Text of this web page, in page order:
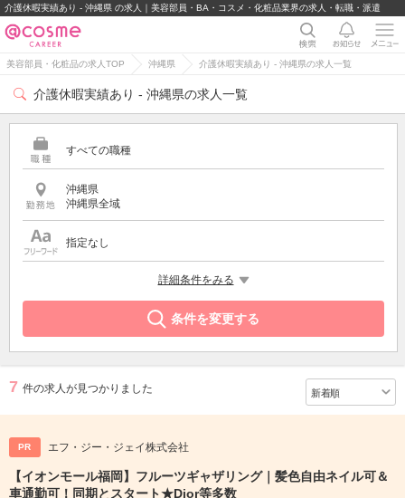
介護休暇実績あり - 沖縄県 の求人｜美容部員・BA・コスメ・化粧品業界の求人・転職・派遣
美容部員・化粧品の求人TOP 沖縄県 介護休暇実績あり - 沖縄県の求人一覧
介護休暇実績あり - 沖縄県の求人一覧
すべての職種
沖縄県
沖縄県全域
指定なし
詳細条件をみる
条件を変更する
7 件の求人が見つかりました
PR エフ・ジー・ジェイ株式会社
【イオンモール福岡】フルーツギャザリング｜髪色自由ネイル可＆
車通勤可！同期とスタート★Dior等多数